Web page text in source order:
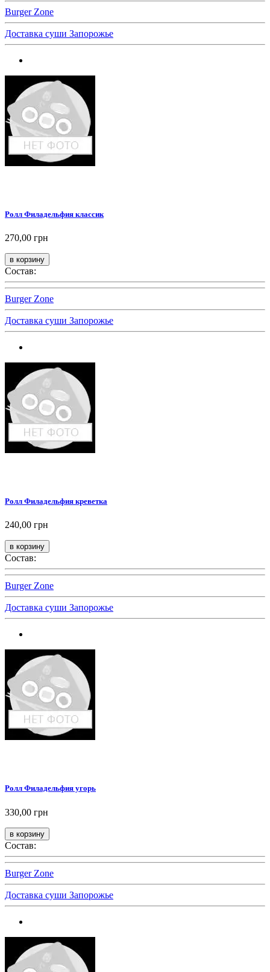
Burger Zone
Доставка суши Запорожье
Ролл Филадельфия классик
270,00 грн
Состав:
Burger Zone
Доставка суши Запорожье
Ролл Филадельфия креветка
240,00 грн
Состав:
Burger Zone
Доставка суши Запорожье
Ролл Филадельфия угорь
330,00 грн
Состав:
Burger Zone
Доставка суши Запорожье